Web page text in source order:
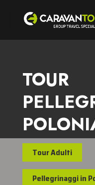
TOUR
Tour Adulti
Pellegrinaggi in